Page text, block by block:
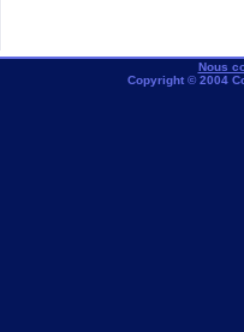
Nous
Copyright © 2004